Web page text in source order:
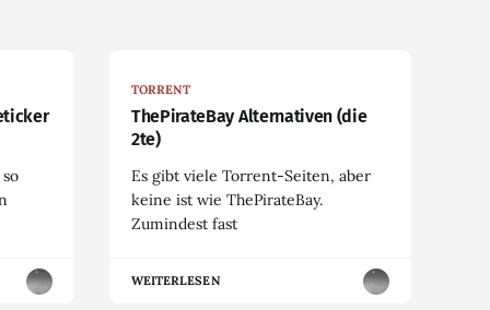
TORRENT
ThePirateBay Alternativen (die
2te)
Es gibt viele Torrent-Seiten, aber
keine ist wie ThePirateBay.
Zumindest fast
WEITERLESEN